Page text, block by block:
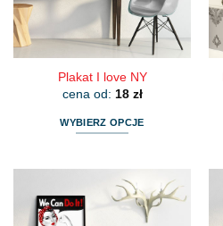
na
stronie
produktu
Plakat I love NY
cena od: 18 zł
WYBIERZ OPCJE
wiele
wariantów.